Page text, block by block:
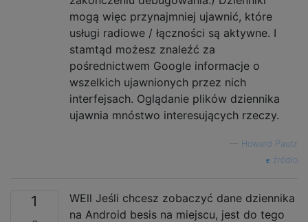
mogą więc przynajmniej ujawnić, które
usługi radiowe / łączności są aktywne. I
stamtąd możesz znaleźć za
pośrednictwem Google informacje o
wszelkich ujawnionych przez nich
interfejsach. Oglądanie plików dziennika
ujawnia mnóstwo interesujących rzeczy.
Howard Pautz
źródło
1
WEll Jeśli chcesz zobaczyć dane dziennika
na Android besis na miejscu, jest do tego